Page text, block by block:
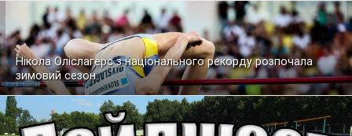
Нікола Оліслагерс з національного рекорду розпочала
зимовий сезон